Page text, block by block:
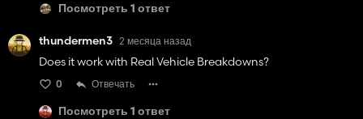
Посмотреть 1 ответ
thundermen3 2 месяца назад
Does it work with Real Vehicle Breakdowns?
0 Отвечать
Посмотреть 1 ответ